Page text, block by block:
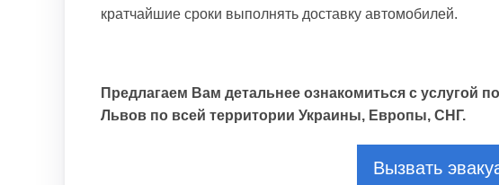
кратчайшие сроки выполнять доставку автомобилей.
Предлагаем Вам детальнее ознакомиться с услугой
Львов по всей территории Украины, Европы, СНГ.
Вызвать